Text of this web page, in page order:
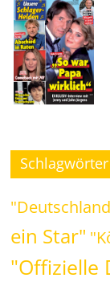
Schlagwörter
ein Star"
"Offizielle